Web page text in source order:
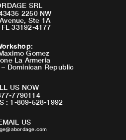
SRL
2250 NW
Ste 1A
33192-4177
:
Gomez
La Armeria
Dominican Republic
US NOW
7790114
: 1-809-528-1992
US